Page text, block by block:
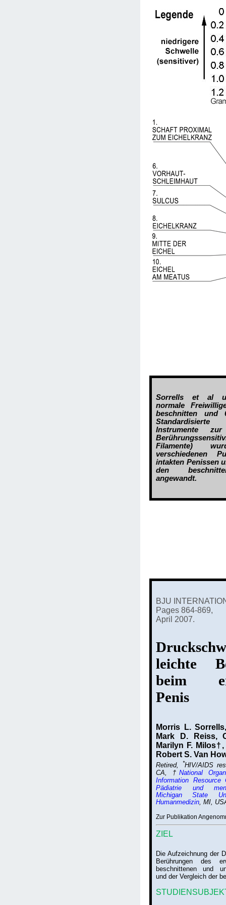
Sorrells et al
normale
beschnitten und
Instrumente
Filamente)
verschiedenen
intakten Penissen
den
angewandt.
BJU
Pages 864-869,
April 2007.
leichte
beim
Penis
Morris L.
Mark D. Reiss,
Marilyn F.
Robert S. Van
Retired, *HIV/AIDS
CA, †National
Information Resource
Pädiatrie und
Michigan State
Humanmedizin , MI,
Zur Publikation
ZIEL
Die Aufzeichnung der
Berührungen des
beschnittenen und
und der Vergleich der